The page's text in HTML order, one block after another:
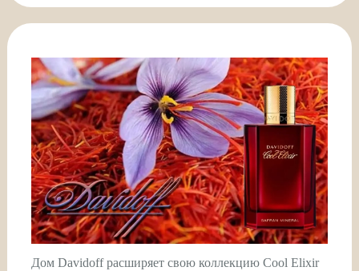
Дом Davidoff расширяет свою коллекцию Cool Elixir